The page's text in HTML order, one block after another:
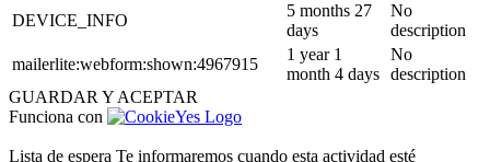
DEVICE_INFO
5 months 27
days
No
description
mailerlite:webform:shown:4967915
1 year 1
month 4 days
No
description
GUARDAR Y ACEPTAR
Funciona con
Lista de espera Te informaremos cuando esta actividad esté